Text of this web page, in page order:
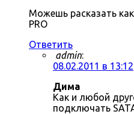
Можешь расказать
PRO
Ответить
admin:
08.02.2011 в 13:12
Дима
Как и любой
подключать